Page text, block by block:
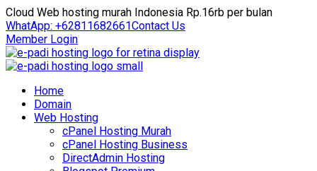
Cloud Web hosting murah Indonesia Rp.16rb per bulan
WhatApp: +62811682661Contact Us
Member Login
Home
Domain
Web Hosting
cPanel Hosting Murah
cPanel Hosting Business
DirectAdmin Hosting